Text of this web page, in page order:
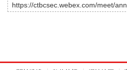
https://ctbcsec.webex.com/meet/